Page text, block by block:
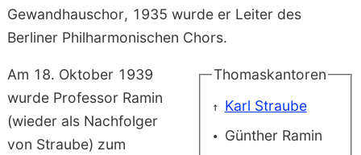
Gewandhaus­chor, 1935 wurde er Leiter des
Berliner Philharmonischen Chors.
Thomaskantoren
Karl Straube
Günther Ramin
Am 18. Oktober 1939
wurde Professor Ramin
(wieder als Nach­folger
von Straube) zum